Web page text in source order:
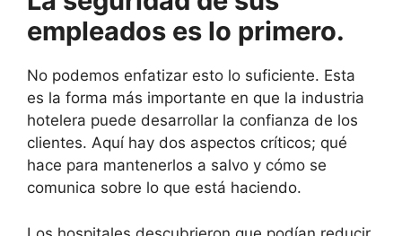
empleados es lo primero.
No podemos enfatizar esto lo suficiente. Esta
es la forma más importante en que la industria
hotelera puede desarrollar la confianza de los
clientes. Aquí hay dos aspectos críticos; qué
hace para mantenerlos a salvo y cómo se
comunica sobre lo que está haciendo.